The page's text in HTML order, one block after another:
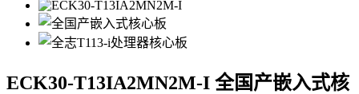
ECK30-T13IA2MN2M-I 全国产嵌入式核